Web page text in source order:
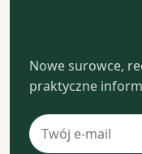
Nowe surowce,
praktyczne
Adres
e-